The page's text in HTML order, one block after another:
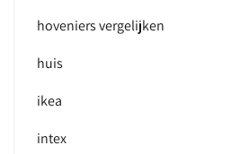
hoveniers vergelijken
huis
ikea
intex